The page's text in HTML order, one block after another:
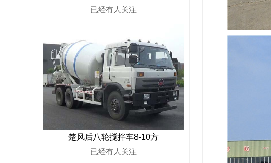
已经有人关注
楚风后八轮搅拌车8-10方
已经有人关注